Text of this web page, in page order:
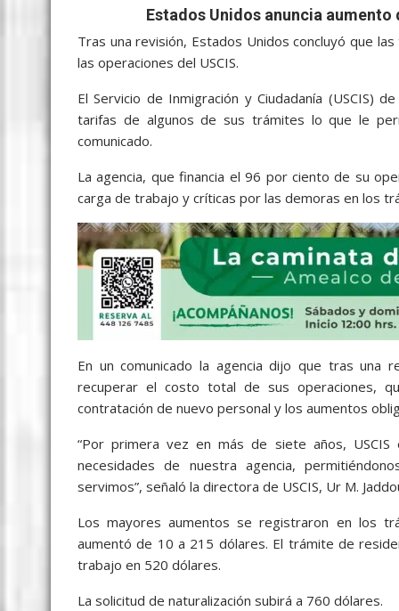
o
o
k
A
p
p
n
er
e a
Estados Unidos anuncia
Tras una revisión, Estados Unidos concluyó que
las operaciones del USCIS.
El Servicio de Inmigración y Ciudadanía (USCIS)
tarifas de algunos de sus trámites lo que le
comunicado.
La agencia, que financia el 96 por ciento de su
carga de trabajo y críticas por las demoras en los
En un comunicado la agencia dijo que tras una
recuperar el costo total de sus operaciones,
contratación de nuevo personal y los aumentos
“Por primera vez en más de siete años,
necesidades de nuestra agencia,
servimos”, señaló la directora de USCIS, Ur M.
Los mayores aumentos se registraron en los
aumentó de 10 a 215 dólares. El trámite de
trabajo en 520 dólares.
La solicitud de naturalización subirá a 760 dólares.